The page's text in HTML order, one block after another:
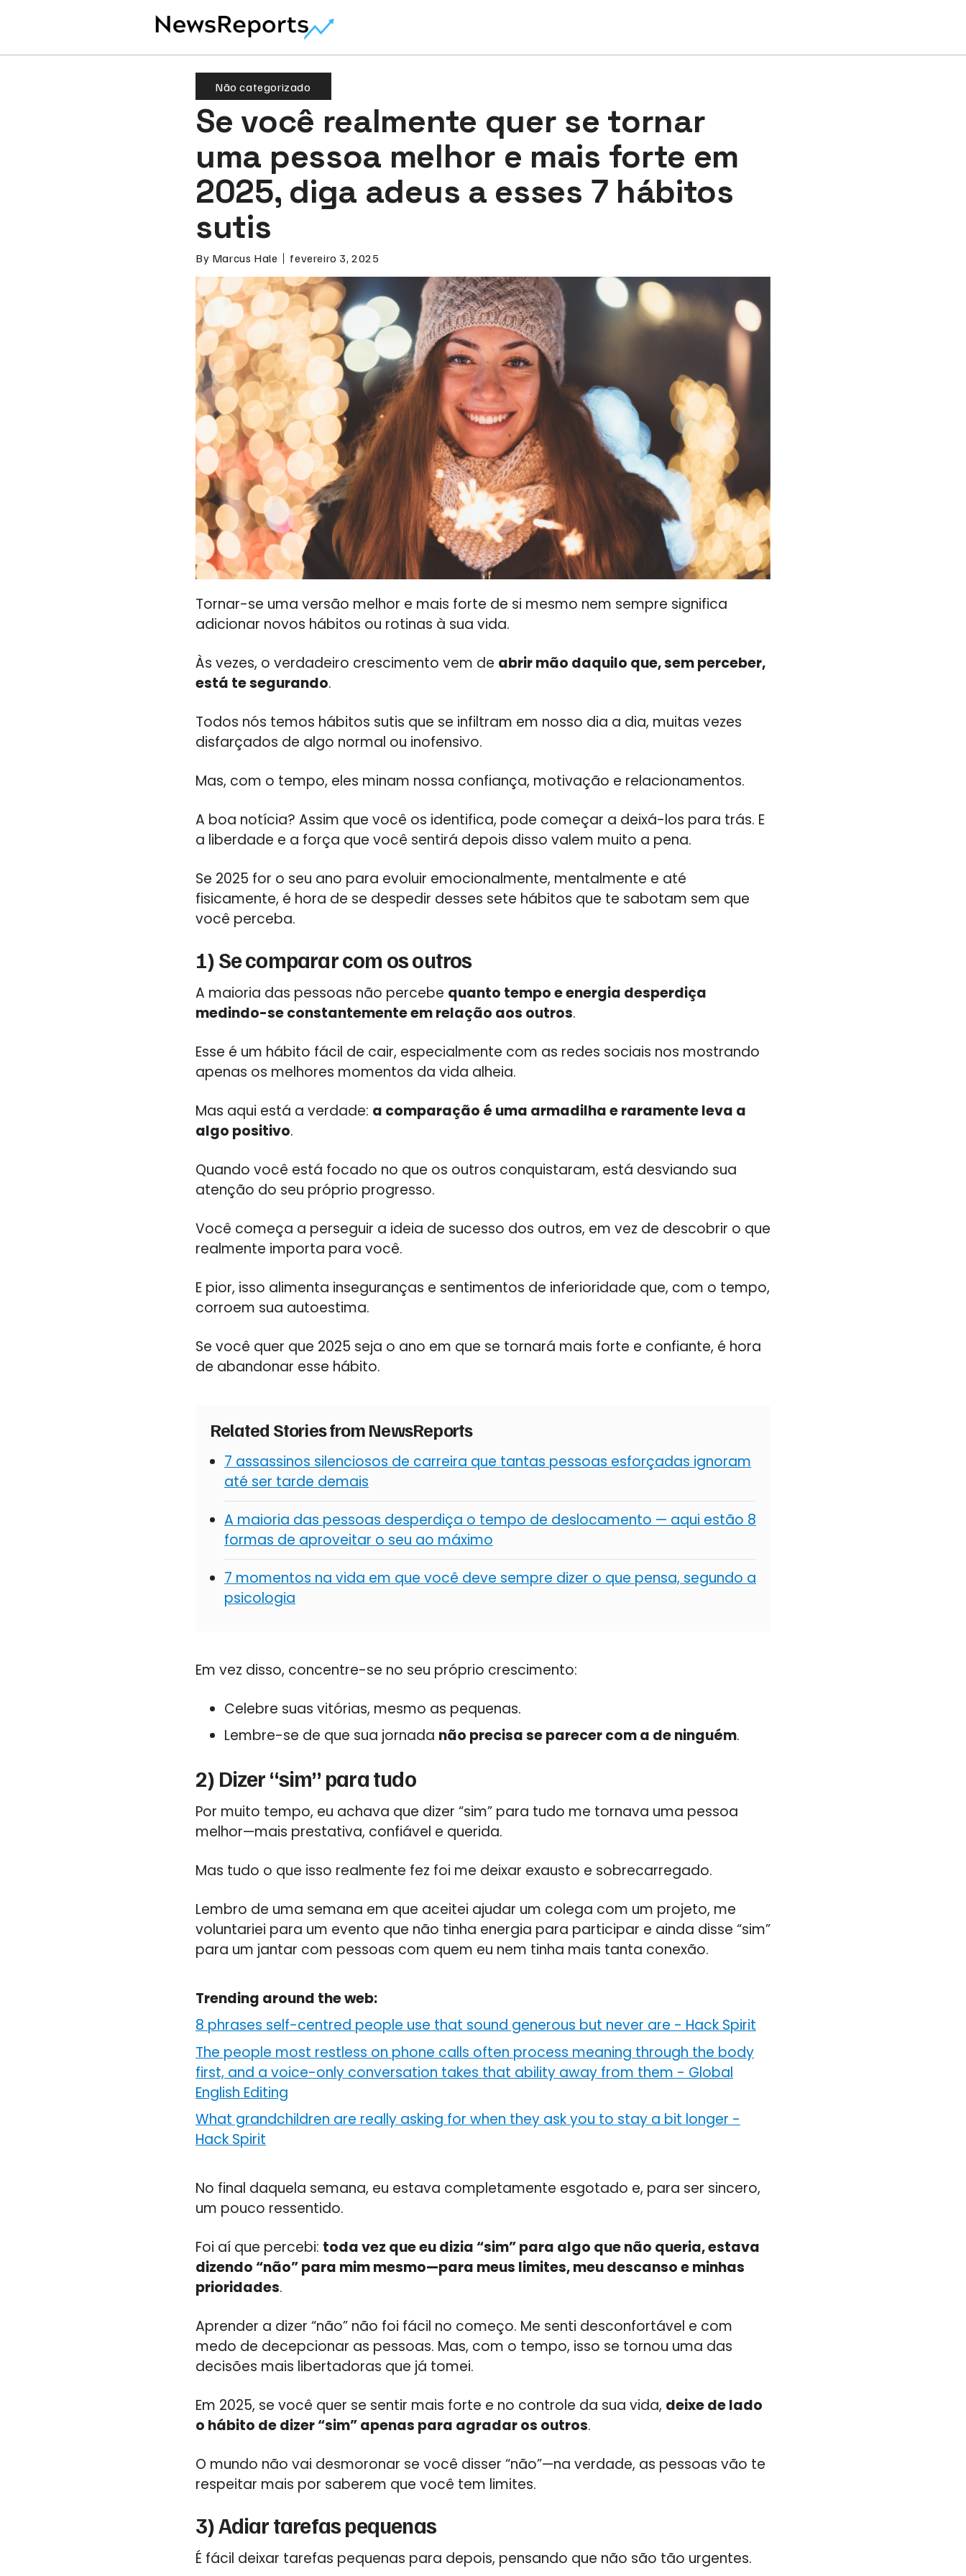
Não categorizado
Se você realmente quer se tornar
uma pessoa melhor e mais forte em
2025, diga adeus a esses 7 hábitos
sutis
By Marcus Hale fevereiro 3, 2025
Tornar-se uma versão melhor e mais forte de si mesmo nem sempre significa
adicionar novos hábitos ou rotinas à sua vida.
Às vezes, o verdadeiro crescimento vem de abrir mão daquilo que, sem perceber,
está te segurando.
Todos nós temos hábitos sutis que se infiltram em nosso dia a dia, muitas vezes
disfarçados de algo normal ou inofensivo.
Mas, com o tempo, eles minam nossa confiança, motivação e relacionamentos.
A boa notícia? Assim que você os identifica, pode começar a deixá-los para trás. E
a liberdade e a força que você sentirá depois disso valem muito a pena.
Se 2025 for o seu ano para evoluir emocionalmente, mentalmente e até
fisicamente, é hora de se despedir desses sete hábitos que te sabotam sem que
você perceba.
1) Se comparar com os outros
A maioria das pessoas não percebe quanto tempo e energia desperdiça
medindo-se constantemente em relação aos outros.
Esse é um hábito fácil de cair, especialmente com as redes sociais nos mostrando
apenas os melhores momentos da vida alheia.
Mas aqui está a verdade: a comparação é uma armadilha e raramente leva a
algo positivo.
Quando você está focado no que os outros conquistaram, está desviando sua
atenção do seu próprio progresso.
Você começa a perseguir a ideia de sucesso dos outros, em vez de descobrir o que
realmente importa para você.
E pior, isso alimenta inseguranças e sentimentos de inferioridade que, com o tempo,
corroem sua autoestima.
Se você quer que 2025 seja o ano em que se tornará mais forte e confiante, é hora
de abandonar esse hábito.
Related Stories from NewsReports
7 assassinos silenciosos de carreira que tantas pessoas esforçadas ignoram
até ser tarde demais
A maioria das pessoas desperdiça o tempo de deslocamento — aqui estão 8
formas de aproveitar o seu ao máximo
7 momentos na vida em que você deve sempre dizer o que pensa, segundo a
psicologia
Em vez disso, concentre-se no seu próprio crescimento:
Celebre suas vitórias, mesmo as pequenas.
Lembre-se de que sua jornada não precisa se parecer com a de ninguém.
2) Dizer “sim” para tudo
Por muito tempo, eu achava que dizer “sim” para tudo me tornava uma pessoa
melhor—mais prestativa, confiável e querida.
Mas tudo o que isso realmente fez foi me deixar exausto e sobrecarregado.
Lembro de uma semana em que aceitei ajudar um colega com um projeto, me
voluntariei para um evento que não tinha energia para participar e ainda disse “sim”
para um jantar com pessoas com quem eu nem tinha mais tanta conexão.
Trending around the web:
8 phrases self-centred people use that sound generous but never are - Hack Spirit
The people most restless on phone calls often process meaning through the body
first, and a voice-only conversation takes that ability away from them - Global
English Editing
What grandchildren are really asking for when they ask you to stay a bit longer -
Hack Spirit
No final daquela semana, eu estava completamente esgotado e, para ser sincero,
um pouco ressentido.
Foi aí que percebi: toda vez que eu dizia “sim” para algo que não queria, estava
dizendo “não” para mim mesmo—para meus limites, meu descanso e minhas
prioridades.
Aprender a dizer “não” não foi fácil no começo. Me senti desconfortável e com
medo de decepcionar as pessoas. Mas, com o tempo, isso se tornou uma das
decisões mais libertadoras que já tomei.
Em 2025, se você quer se sentir mais forte e no controle da sua vida, deixe de lado
o hábito de dizer “sim” apenas para agradar os outros.
O mundo não vai desmoronar se você disser “não”—na verdade, as pessoas vão te
respeitar mais por saberem que você tem limites.
3) Adiar tarefas pequenas
É fácil deixar tarefas pequenas para depois, pensando que não são tão urgentes.